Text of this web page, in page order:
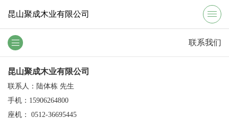
昆山聚成木业有限公司
联系我们
昆山聚成木业有限公司
联系人：陆体栋 先生
手机：15906264800
座机： 0512-36695445